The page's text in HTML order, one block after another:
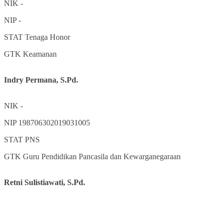
NIK -
NIP-
STAT Tenaga Honor
GTK Keamanan
Indry Permana, S.Pd.
NIK -
NIP 198706302019031005
STAT PNS
GTK Guru Pendidikan Pancasila dan Kewarganegaraan
Retni Sulistiawati, S.Pd.